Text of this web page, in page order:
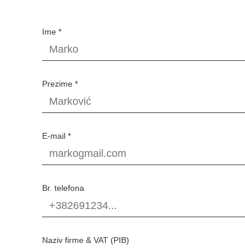
Ime *
Prezime *
E-mail *
Br. telefona
Naziv firme & VAT (PIB)